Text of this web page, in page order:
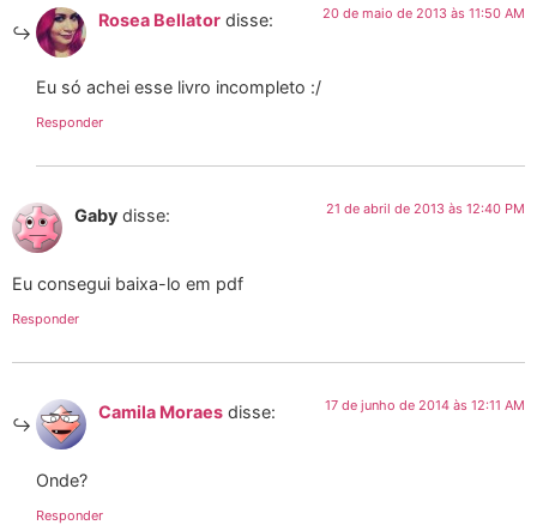
Rosea Bellator disse: 20 de maio de 2013 às 11:50 AM
Eu só achei esse livro incompleto :/
Responder
Gaby disse: 21 de abril de 2013 às 12:40 PM
Eu consegui baixa-lo em pdf
Responder
Camila Moraes disse: 17 de junho de 2014 às 12:11 AM
Onde?
Responder